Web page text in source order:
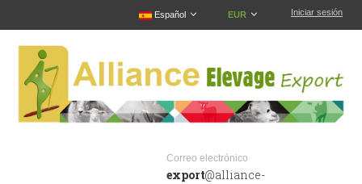
Iniciar sesión
EUR
Español
Correo electrónico
export@alliance-